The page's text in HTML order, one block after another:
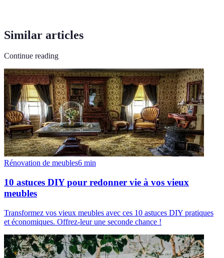
Similar articles
Continue reading
Rénovation de meubles6 min
10 astuces DIY pour redonner vie à vos vieux
meubles
Transformez vos vieux meubles avec ces 10 astuces DIY pratiques
et économiques. Offrez-leur une seconde chance !